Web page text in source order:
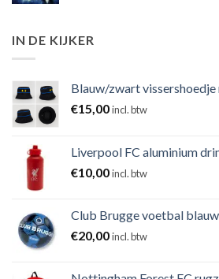
IN DE KIJKER
Blauw/zwart vissershoedje
€15,00incl. btw
Liverpool FC aluminium
€10,00incl. btw
Club Brugge voetbal blauw
€20,00incl. btw